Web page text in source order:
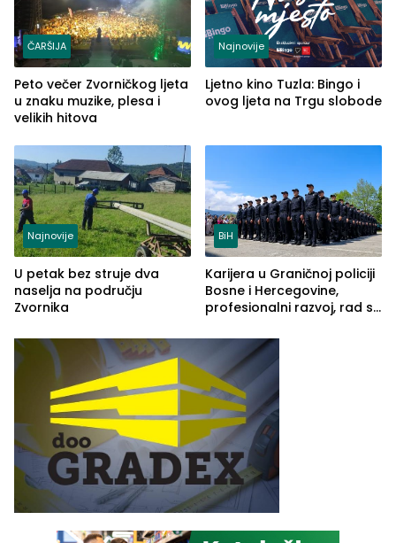
ČARŠIJA
Peto večer Zvorničkog ljeta
u znaku muzike, plesa i
velikih hitova
Najnovije
Ljetno kino Tuzla: Bingo i
ovog ljeta na Trgu slobode
Najnovije
U petak bez struje dva
naselja na području
Zvornika
BiH
Karijera u Graničnoj policiji
Bosne i Hercegovine,
profesionalni razvoj, rad sa
služba građanima